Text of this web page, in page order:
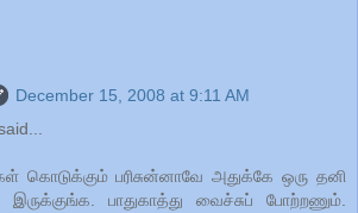
December 15, 2008 at 9:11 AM
கொடுக்கும் பரிசுன்னாவே அதுக்கே ஒரு தனி
பாதுகாத்து வைச்சுப் போற்றணும்.